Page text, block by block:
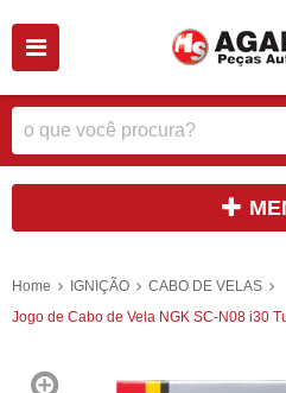
Home IGNIÇÃO
CABO DE VELAS
Jogo de Cabo de Vela NGK SC-N08 i30